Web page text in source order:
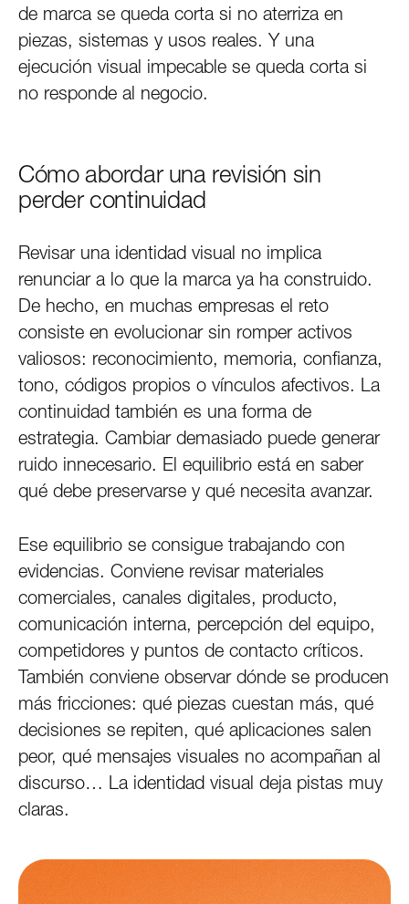
de marca se queda corta si no aterriza en
piezas, sistemas y usos reales. Y una
ejecución visual impecable se queda corta si
no responde al negocio.
Cómo abordar una revisión sin
perder continuidad
Revisar una identidad visual no implica
renunciar a lo que la marca ya ha construido.
De hecho, en muchas empresas el reto
consiste en evolucionar sin romper activos
valiosos: reconocimiento, memoria, confianza,
tono, códigos propios o vínculos afectivos. La
continuidad también es una forma de
estrategia. Cambiar demasiado puede generar
ruido innecesario. El equilibrio está en saber
qué debe preservarse y qué necesita avanzar.
Ese equilibrio se consigue trabajando con
evidencias. Conviene revisar materiales
comerciales, canales digitales, producto,
comunicación interna, percepción del equipo,
competidores y puntos de contacto críticos.
También conviene observar dónde se producen
más fricciones: qué piezas cuestan más, qué
decisiones se repiten, qué aplicaciones salen
peor, qué mensajes visuales no acompañan al
discurso… La identidad visual deja pistas muy
claras.